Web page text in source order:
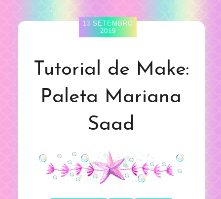
13 SETEMBRO
2019
Tutorial de Make:
Paleta Mariana
Saad